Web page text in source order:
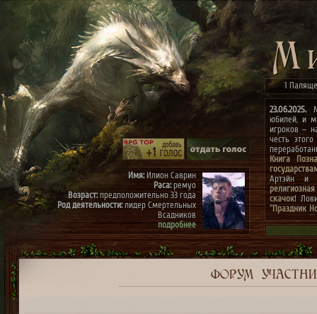
1
23.06.2025.
юбилей, и
игроков –
честь
Книга
Артэйн и
скачок!
"Праздник
конкурсах
архиве"(до
к
Имя:Илион Саврин
Раса:ремуо
Возраст:предположительно 33 года
Род деятельности:лидер Смертельных
Всадников
подробнее
Имя:Тэрис
Раса:ремуо
Возраст:предположительно 30 лет
подробнее
ФОРУМ